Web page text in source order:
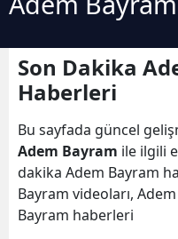
Son Dakika
Haberleri
Bu sayfada güncel
Adem Bayram ile ilgili
dakika Adem Bayram
Bayram videoları,
Bayram haberleri